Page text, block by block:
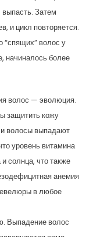
Затем
и цикл повторяется.
“спящих” волос у
начиналось более
волос — эволюция.
защитить кожу
волосы выпадают
уровень витамина
солнца, что также
анемия
в любое
Выпадение волос